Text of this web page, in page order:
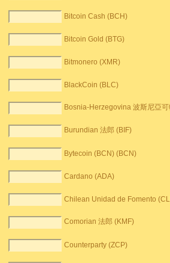
Bitcoin Cash (BCH)
Bitcoin Gold (BTG)
Bitmonero (XMR)
BlackCoin (BLC)
Bosnia-Herzegovina 波斯尼亞
Burundian 法郎 (BIF)
Bytecoin (BCN) (BCN)
Cardano (ADA)
Chilean Unidad de Fomento
Comorian 法郎 (KMF)
Counterparty (ZCP)